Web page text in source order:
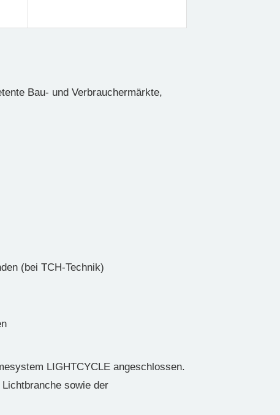
Bau- und Verbrauchermärkte,
(bei TCH-Technik)
LIGHTCYCLE angeschlossen.
sowie der